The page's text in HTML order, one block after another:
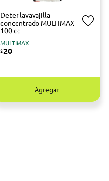
Deter lavavajilla
concentrado MULTIMAX
100 cc
MULTIMAX
$20
Agregar